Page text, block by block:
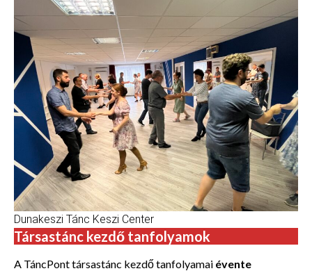
Dunakeszi Tánc Keszi Center
Társastánc kezdő tanfolyamok
A TáncPont társastánc kezdő tanfolyamai évente